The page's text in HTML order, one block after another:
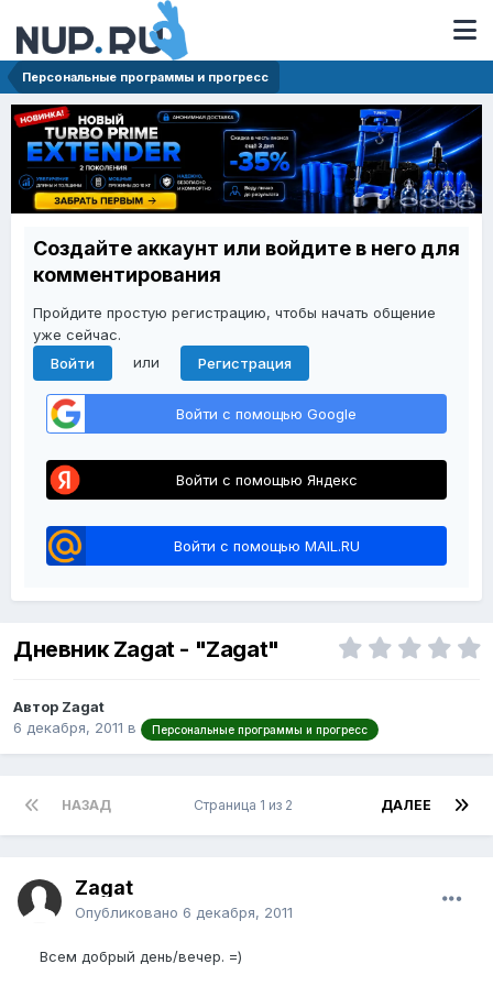
Персональные программы и прогресс
Создайте аккаунт или войдите в него для
комментирования
Пройдите простую регистрацию, чтобы начать общение
уже сейчас.
Войти
или Регистрация
Войти с помощью Google
Войти с помощью Яндекс
Войти с помощью MAIL.RU
Дневник Zagat - "Zagat"
Автор Zagat
6 декабря, 2011 в Персональные программы и прогресс
НАЗАД ДАЛЕЕ
Страница 1 из 2
Zagat
Опубликовано 6 декабря, 2011
Всем добрый день/вечер. =)